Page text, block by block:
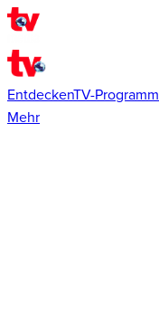
EntdeckenTV-Programm
Mehr